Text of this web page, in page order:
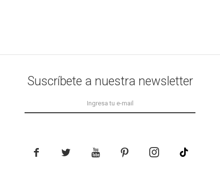
Suscríbete a nuestra newsletter
    